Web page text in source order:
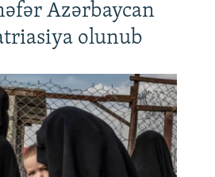
Azərbaycan
olunub